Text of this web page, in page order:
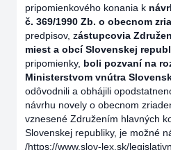
pripomienkového konania k
č. 369/1990 Zb. o obecnom
predpisov, zástupcovia
miest a obcí Slovenskej
pripomienky, boli pozvaní na
Ministerstvom vnútra
odôvodnili a obhájili
návrhu novely o obecnom
vznesené Združením hlavných
Slovenskej republiky, je možné
/https://www.slov-lex.sk/